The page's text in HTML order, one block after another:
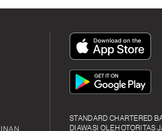
App
Icon
App
Icon
STANDARD CHARTERED
DIAWASI OLEH OTORITAS